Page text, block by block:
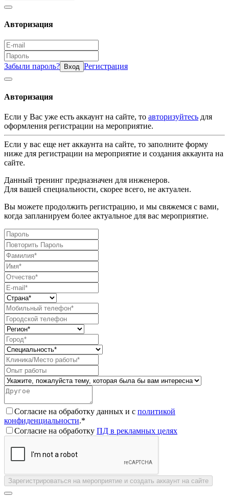
Авторизация
Забыли пароль? Вход Регистрация
Авторизация
Если у Вас уже есть аккаунт на сайте, то авторизуйтесь для
оформления регистрации на мероприятие.
Если у вас еще нет аккаунта на сайте, то заполните форму
ниже для регистрации на мероприятие и создания аккаунта на
сайте.
Данный тренинг предназначен для инженеров.
Для вашей специальности, скорее всего, не актуален.
Вы можете продолжить регистрацию, и мы свяжемся с вами,
когда запланируем более актуальное для вас мероприятие.
Согласие на обработку данных и с политикой
конфиденциальности.*
Согласие на обработку ПД в рекламных целях
Зарегистрироваться на мероприятие и создать аккаунт на сайте